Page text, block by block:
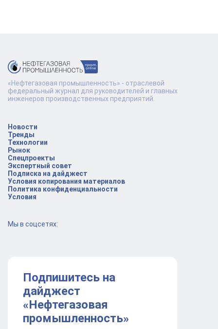
Новости
Тренды
Технологии
Рынок
Спецпроекты
Экспертный совет
Подписка на дайджест
Условия копирования материалов
Политика конфиденциальности
Условия
Мы в соцсетях:
Подпишитесь на
дайджест
«Нефтегазовая
промышленность»
«Нефтегазовая промышленность» - отраслевой
федеральный журнал для руководителей и главных
инженеров производственных предприятий.